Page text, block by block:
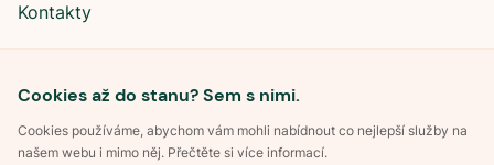
Cookies až do stanu? Sem s nimi.
Cookies používáme, abychom vám mohli nabídnout co nejlepší služby na
našem webu i mimo něj. Přečtěte si více informací.
Kontakty